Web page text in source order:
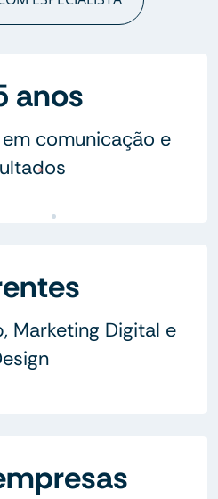
anos
comunicação e
Marketing Digital e